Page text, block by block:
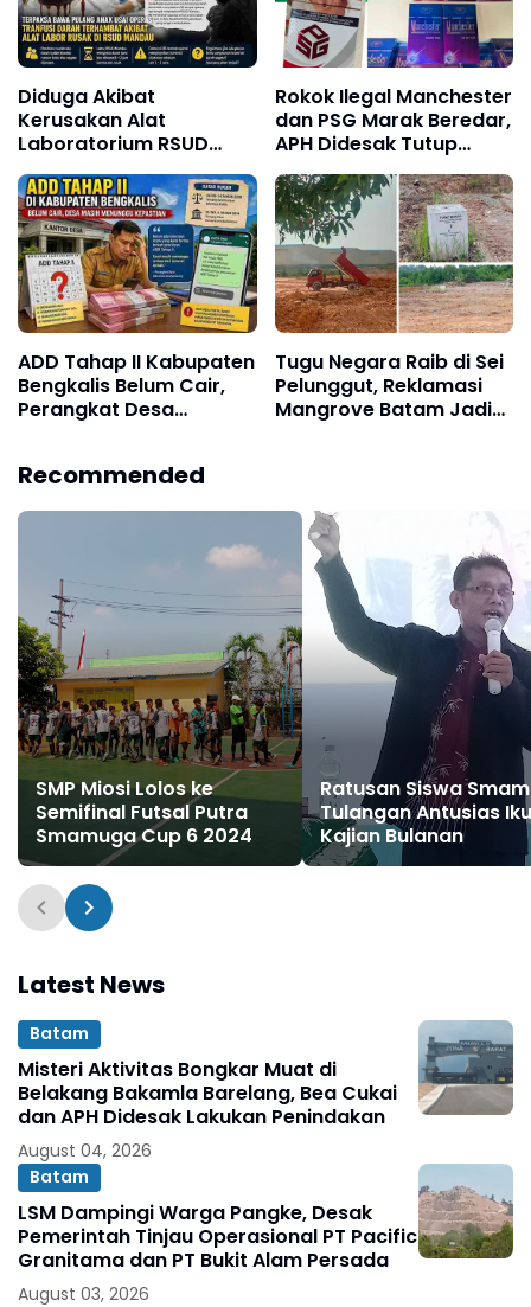
Diduga Akibat
Kerusakan Alat
Laboratorium RSUD
Mandau, Keluarga
Pasien Terpaksa Bawa
Pulang Anak Usai
Operasi di RS Thursina,
Meski Membutuhkan
Transfusi Darah
Rokok Ilegal Manchester
dan PSG Marak Beredar,
APH Didesak Tutup
Pabrik dan Tindak Mafia
Penyelundup
ADD Tahap II Kabupaten
Bengkalis Belum Cair,
Perangkat Desa
Tugu Negara Raib di Sei
Pelunggut, Reklamasi
Mangrove Batam Jadi
Recommended
SMP Miosi Lolos ke
Semifinal Futsal Putra
Smamuga Cup 6 2024
Ratusan Siswa
Tulangan Antusias
Kajian Bulanan
Latest News
Batam
Misteri Aktivitas Bongkar Muat di
Belakang Bakamla Barelang, Bea Cukai
dan APH Didesak Lakukan Penindakan
August 04, 2026
Batam
LSM Dampingi Warga Pangke, Desak
Pemerintah Tinjau Operasional PT Pacific
Granitama dan PT Bukit Alam Persada
August 03, 2026